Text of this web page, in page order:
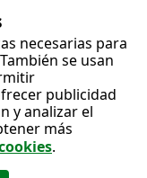
necesarias para
se usan
publicidad
y analizar el
más
.